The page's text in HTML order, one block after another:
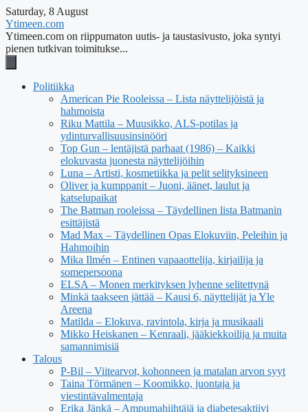
Saturday, 8 August
Ytimeen.com
Ytimeen.com on riippumaton uutis- ja taustasivusto, joka syntyi
pienen tutkivan toimitukse...
Politiikka
American Pie Rooleissa – Lista näyttelijöistä ja
hahmoista
Riku Mattila – Muusikko, ALS-potilas ja
ydinturvallisuusinsinööri
Top Gun – lentäjistä parhaat (1986) – Kaikki
elokuvasta juonesta näyttelijöihin
Luna – Artisti, kosmetiikka ja pelit selityksineen
Oliver ja kumppanit – Juoni, äänet, laulut ja
katselupaikat
The Batman rooleissa – Täydellinen lista Batmanin
esittäjistä
Mad Max – Täydellinen Opas Elokuviin, Peleihin ja
Hahmoihin
Mika Ilmén – Entinen vapaaottelija, kirjailija ja
somepersoona
ELSA – Monen merkityksen lyhenne selitettynä
Minkä taakseen jättää – Kausi 6, näyttelijät ja Yle
Areena
Matilda – Elokuva, ravintola, kirja ja musikaali
Mikko Heiskanen – Kenraali, jääkiekkoilija ja muita
samannimisiä
Talous
P-Bil – Viitearvot, kohonneen ja matalan arvon syyt
Taina Törmänen – Koomikko, juontaja ja
viestintävalmentaja
Erika Jänkä – Ampumahiihtäjä ja diabetesaktiivi